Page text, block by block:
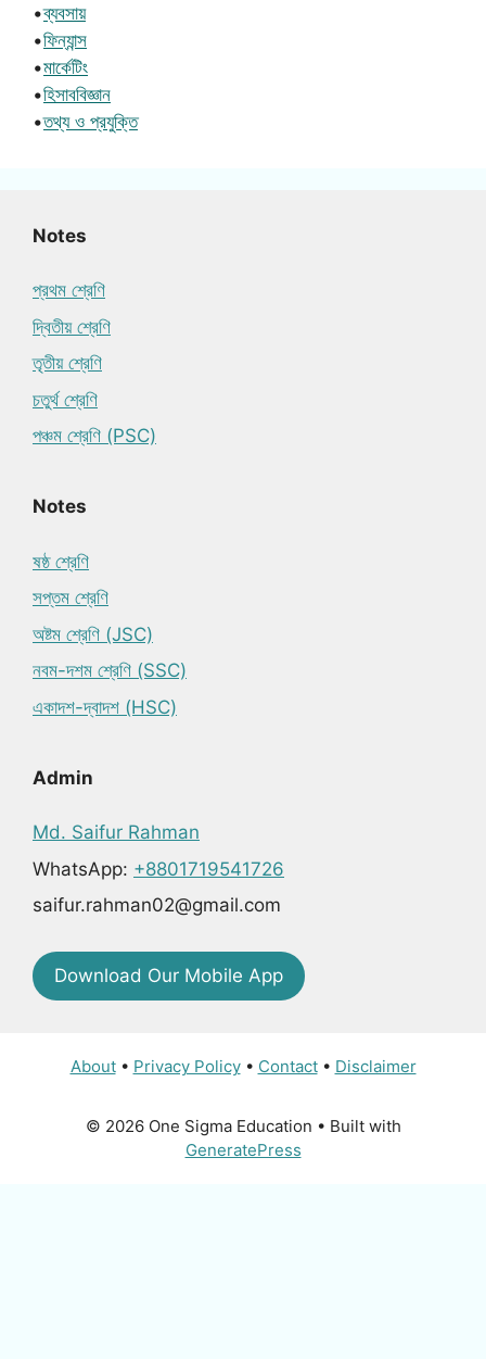
•ব্যবসায়
•ফিন্যান্স
•মার্কেটিং
•হিসাববিজ্ঞান
•তথ্য ও প্রযুক্তি
Notes
প্রথম শ্রেণি
দ্বিতীয় শ্রেণি
তৃতীয় শ্রেণি
চতুর্থ শ্রেণি
পঞ্চম শ্রেণি (PSC)
Notes
ষষ্ঠ শ্রেণি
সপ্তম শ্রেণি
অষ্টম শ্রেণি (JSC)
নবম-দশম শ্রেণি (SSC)
একাদশ-দ্বাদশ (HSC)
Admin
Md. Saifur Rahman
WhatsApp: +8801719541726
saifur.rahman02@gmail.com
Download Our Mobile App
About• Privacy Policy• Contact• Disclaimer
© 2026 One Sigma Education • Built with
GeneratePress